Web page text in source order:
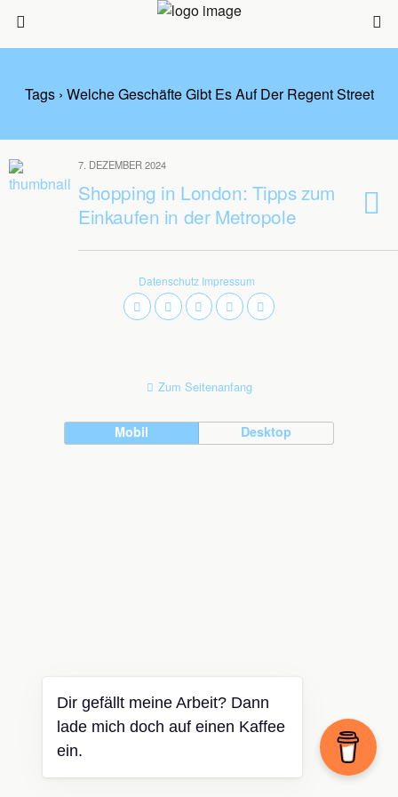
Tags › Welche Geschäfte Gibt Es Auf Der Regent Street
7. DEZEMBER 2024
Shopping in London: Tipps zum
Einkaufen in der Metropole
Datenschutz Impressum
Zum Seitenanfang
Mobil Desktop
Dir gefällt meine Arbeit? Dann
lade mich doch auf einen Kaffee
ein.